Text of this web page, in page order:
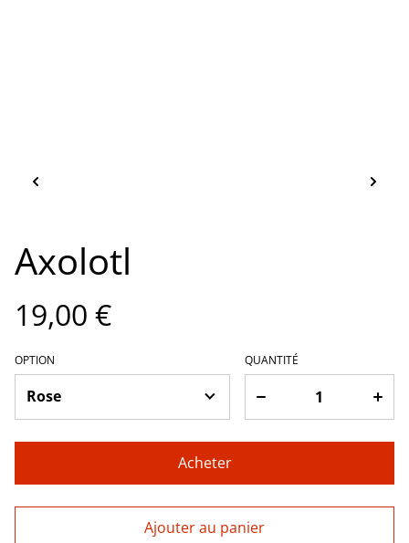
Axolotl
19,00 €
OPTION QUANTITÉ
Acheter
Ajouter au panier